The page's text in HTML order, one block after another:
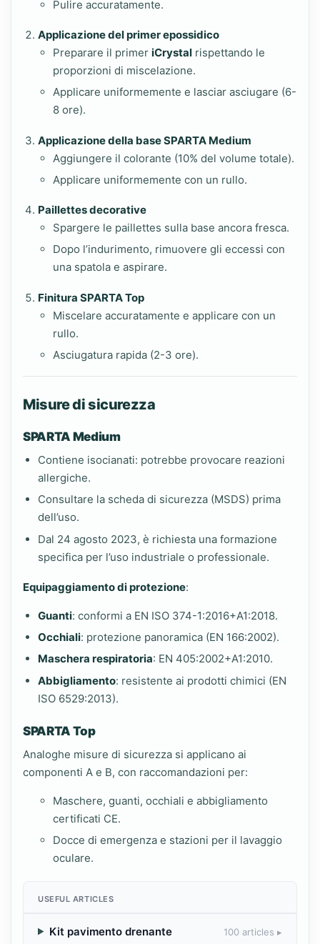
Pulire accuratamente.
Applicazione del primer epossidico
Preparare il primer iCrystalrispettando le
proporzioni di miscelazione.
Applicare uniformemente e lasciar asciugare (6-
8 ore).
Applicazione della base SPARTA Medium
Aggiungere il colorante (10% del volume totale).
Applicare uniformemente con un rullo.
Paillettes decorative
Spargere le paillettes sulla base ancora fresca.
Dopo l’indurimento, rimuovere gli eccessi con
una spatola e aspirare.
Finitura SPARTA Top
Miscelare accuratamente e applicare con un
rullo.
Asciugatura rapida (2-3 ore).
Misure di sicurezza
SPARTA Medium
Contiene isocianati: potrebbe provocare reazioni
allergiche.
Consultare la scheda di sicurezza (MSDS) prima
dell’uso.
Dal 24 agosto 2023, è richiesta una formazione
specifica per l’uso industriale o professionale.
Equipaggiamento di protezione:
Guanti: conformi a EN ISO 374-1:2016+A1:2018.
Occhiali: protezione panoramica (EN 166:2002).
Maschera respiratoria: EN 405:2002+A1:2010.
Abbigliamento: resistente ai prodotti chimici (EN
ISO 6529:2013).
SPARTA Top
Analoghe misure di sicurezza si applicano ai
componenti A e B, con raccomandazioni per:
Maschere, guanti, occhiali e abbigliamento
certificati CE.
Docce di emergenza e stazioni per il lavaggio
oculare.
USEFUL ARTICLES
Kit pavimento drenante 100 articles ▸